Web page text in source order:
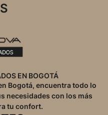
EN BOGOTÁ
Bogotá, encuentra todo lo
necesidades con los más
tu confort.